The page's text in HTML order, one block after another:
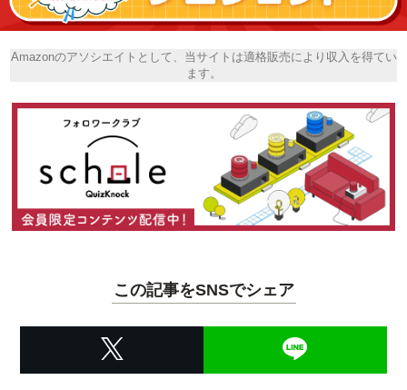
Amazonのアソシエイトとして、当サイトは適格販売により収入を得てい
ます。
この記事をSNSでシェア